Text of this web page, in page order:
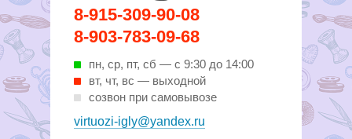
8-915-309-90-08
8-903-783-09-68
пн, ср, пт, cб — с 9:30 до 14:00
вт, чт, вс — выходной
созвон при самовывозе
virtuozi-igly@yandex.ru
Вирутозы иглы. Товары для
шитья и рукоделья